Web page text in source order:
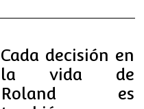
Cada decisión en
la vida de
Roland es